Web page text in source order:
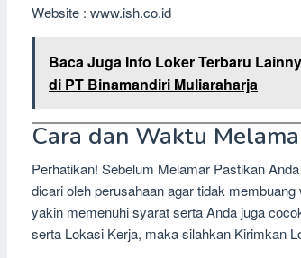
Website : www.ish.co.id
Baca Juga Info Loker Terbaru
di PT Binamandiri Muliaraharja
Cara dan Waktu
Perhatikan! Sebelum Melamar Pastikan
dicari oleh perusahaan agar tidak
yakin memenuhi syarat serta Anda juga
serta Lokasi Kerja, maka silahkan Kirimkan